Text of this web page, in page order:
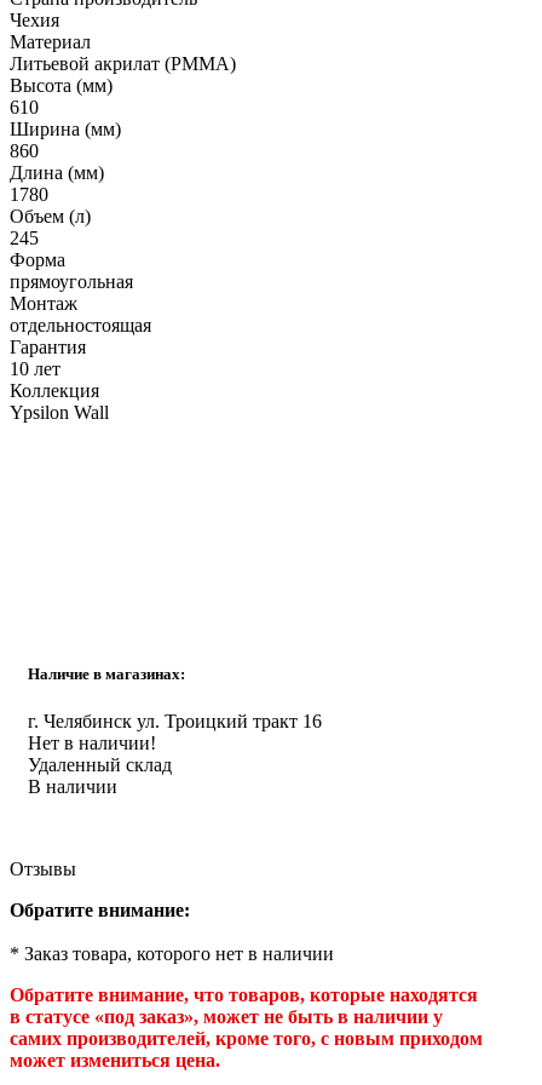
Чехия
Материал
Литьевой акрилат (РММА)
Высота (мм)
610
Ширина (мм)
860
Длина (мм)
1780
Объем (л)
245
Форма
прямоугольная
Монтаж
отдельностоящая
Гарантия
10 лет
Коллекция
Ypsilon Wall
Наличие в магазинах:
г. Челябинск ул. Троицкий тракт 16
Нет в наличии!
Удаленный склад
В наличии
Отзывы
Обратите внимание:
* Заказ товара, которого нет в наличии
Обратите внимание, что товаров, которые находятся
в статусе «под заказ», может не быть в наличии у
самих производителей, кроме того, с новым приходом
может измениться цена.
Гофрированные трубы и манжеты для унитаза
Сифоны
Развернуть(2)
Смесители и комплектующие
Россинка-ТВК
Смесители для ванной комнаты
Смесители для кухни
Унитазы. писсуары. биде
Биде
Комплектующие для унитазов и инсталляциий
Писсуары
Развернуть(1)